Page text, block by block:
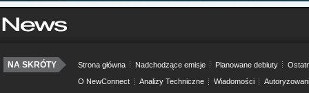
NA SKRÓTY Strona główna Nadchodzące emisje Planowane debiuty
O NewConnect
Analizy Techniczne Wiadomości